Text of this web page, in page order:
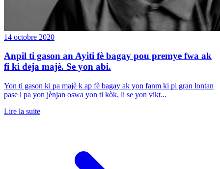
14 octobre 2020
Anpil ti gason an Ayiti fè bagay pou premye fwa ak
fi ki deja majè. Se yon abi.
Yon ti gason ki pa majè k ap fè bagay ak yon fanm ki pi gran lontan
pase l pa yon jènjan oswa yon ti kòk, li se yon vikt...
Lire la suite